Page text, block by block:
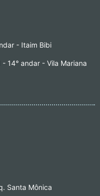
- Itaim Bibi
14° andar - Vila Mariana
Santa Mônica